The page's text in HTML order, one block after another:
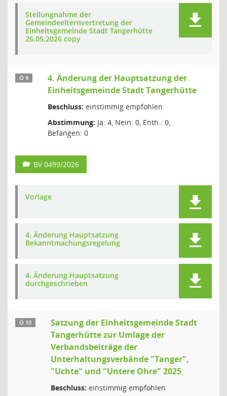
Stellungnahme der
Gemeindeelternvertretung der
Einheitsgemeinde Stadt Tangerhütte
26.05.2026 copy
Ö 9
4. Änderung der Hauptsatzung der
Einheitsgemeinde Stadt Tangerhütte
Beschluss: einstimmig empfohlen
Abstimmung: Ja: 4, Nein: 0, Enth.: 0,
Befangen: 0
BV 0499/2026
Vorlage
4. Änderung Hauptsatzung
Bekanntmachungsregelung
4. Änderung Hauptsatzung
durchgeschrieben
Ö 10
Satzung der Einheitsgemeinde Stadt
Tangerhütte zur Umlage der
Verbandsbeiträge der
Unterhaltungsverbände "Tanger",
"Uchte" und "Untere Ohre" 2025
Beschluss: einstimmig empfohlen